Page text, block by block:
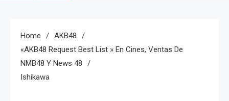
Home
AKB48
«AKB48 Request Best List » En Cines, Ventas De
NMB48 Y News 48
Ishikawa